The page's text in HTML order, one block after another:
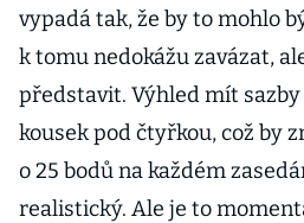
vypadá tak, že by to mohlo
k tomu nedokážu zavázat,
představit. Výhled mít
kousek pod čtyřkou, což by
o 25 bodů na každém
realistický. Ale je to